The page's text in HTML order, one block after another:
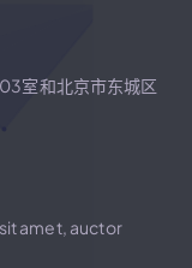
室和北京市东城区
amet, auctor